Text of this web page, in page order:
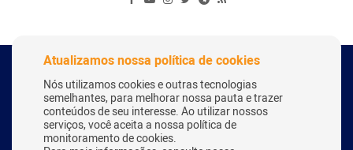
Copyright Webitcoin 2018 - Todos os Direitos Reservados
Desenvolvido por: Herick Correa
Atualizamos nossa política de cookies
Nós utilizamos cookies e outras tecnologias
semelhantes, para melhorar nossa pauta e trazer
conteúdos de seu interesse. Ao utilizar nossos
serviços, você aceita a nossa política de
monitoramento de cookies.